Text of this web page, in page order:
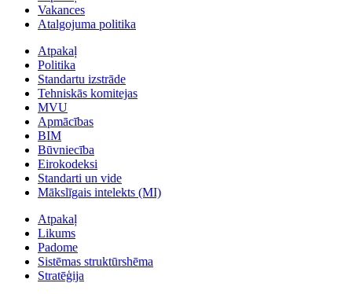
Vakances
Atalgojuma politika
Atpakaļ
Politika
Standartu izstrāde
Tehniskās komitejas
MVU
Apmācības
BIM
Būvniecība
Eirokodeksi
Standarti un vide
Mākslīgais intelekts (MI)
Atpakaļ
Likums
Padome
Sistēmas struktūrshēma
Stratēģija